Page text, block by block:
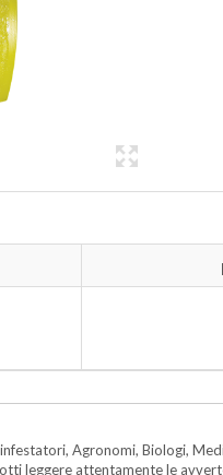
Agronomi, Biologi,
leggere attentamente le